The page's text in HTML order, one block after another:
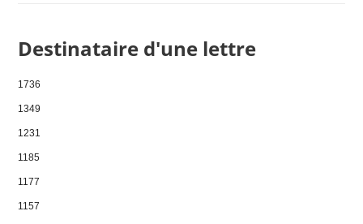
Destinataire d'une lettre
1736
1349
1231
1185
1177
1157